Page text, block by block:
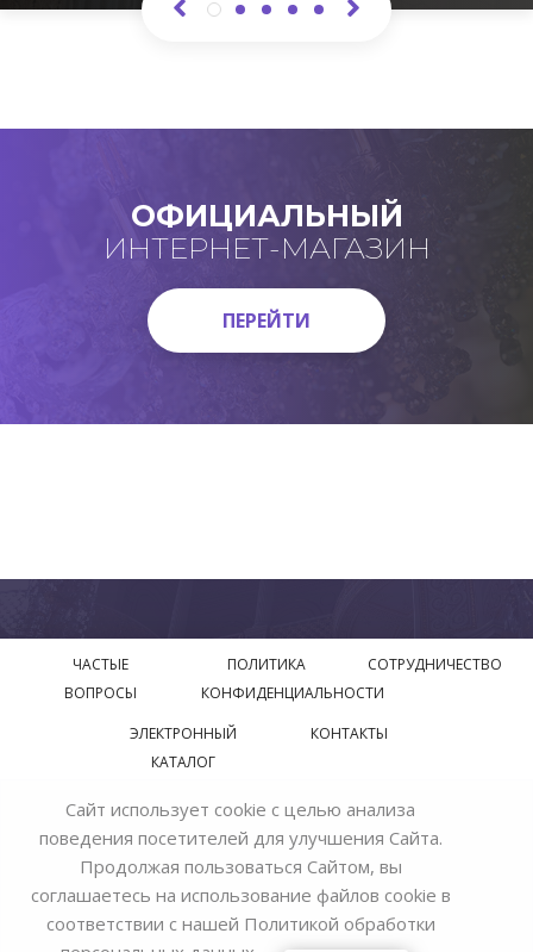
ОФИЦИАЛЬНЫЙ
ИНТЕРНЕТ-МАГАЗИН
ПЕРЕЙТИ
ПЕРЕЙТИ
ЧАСТЫЕ
ВОПРОСЫ
ПОЛИТИКА
КОНФИДЕНЦИАЛЬНОСТИ
СОТРУДНИЧЕСТВО
ЭЛЕКТРОННЫЙ
КАТАЛОГ
КОНТАКТЫ
© 2018—2026 Официальный сайт завода производителя
Bohemia Ivele Crystal
Сайт использует cookie с целью анализа
поведения посетителей для улучшения Сайта.
Продолжая пользоваться Сайтом, вы
соглашаетесь на использование файлов cookie в
соответствии с нашей Политикой обработки